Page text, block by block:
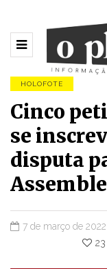
HOLOFOTE
Cinco
se
disputa
7 de março de 2022
23